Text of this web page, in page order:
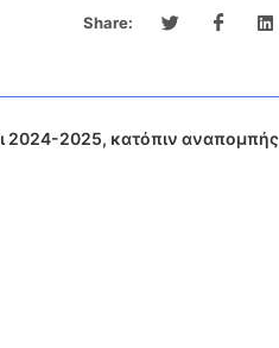
Share:
2024-2025, κατόπιν αναπομπής